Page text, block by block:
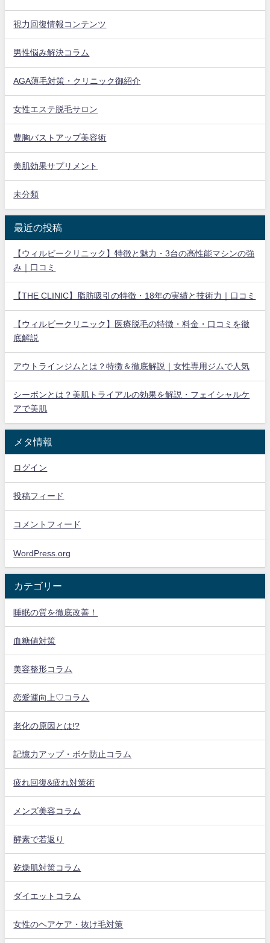
視力回復情報コンテンツ
男性悩み解決コラム
AGA薄毛対策・クリニック御紹介
女性エステ脱毛サロン
豊胸バストアップ美容術
美肌効果サプリメント
未分類
最近の投稿
【ウィルビークリニック】特徴と魅力・3台の高性能マシンの強
み｜口コミ
【THE CLINIC】脂肪吸引の特徴・18年の実績と技術力｜口コミ
【ウィルビークリニック】医療脱毛の特徴・料金・口コミを徹
底解説
アウトラインジムとは？特徴＆徹底解説｜女性専用ジムで人気
シーボンとは？美肌トライアルの効果を解説・フェイシャルケ
アで美肌
メタ情報
ログイン
投稿フィード
コメントフィード
WordPress.org
カテゴリー
睡眠の質を徹底改善！
血糖値対策
美容整形コラム
恋愛運向上♡コラム
老化の原因とは!?
記憶力アップ・ボケ防止コラム
疲れ回復&疲れ対策術
メンズ美容コラム
酵素で若返り
乾燥肌対策コラム
ダイエットコラム
女性のヘアケア・抜け毛対策